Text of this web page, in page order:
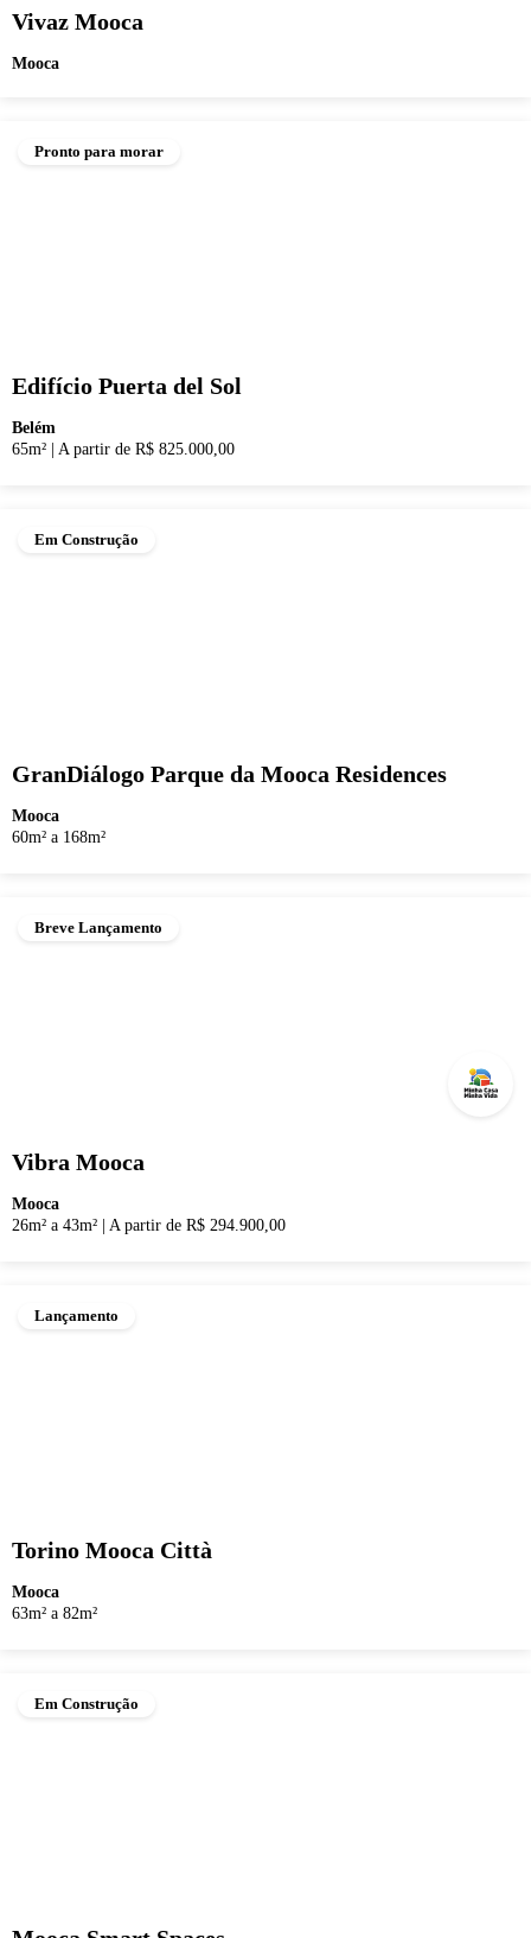
Vivaz Mooca
Mooca
Pronto para morar
Edifício Puerta del Sol
Belém
65m²
A partir de R$ 825.000,00
Em Construção
GranDiálogo Parque da Mooca Residences
Mooca
60m² a 168m²
Breve Lançamento
Vibra Mooca
Mooca
26m² a 43m²
A partir de R$ 294.900,00
Lançamento
Torino Mooca Città
Mooca
63m² a 82m²
Em Construção